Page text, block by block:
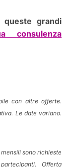
grandi
consulenza
con altre offerte.
Le date variano.
sono richieste
Offerta